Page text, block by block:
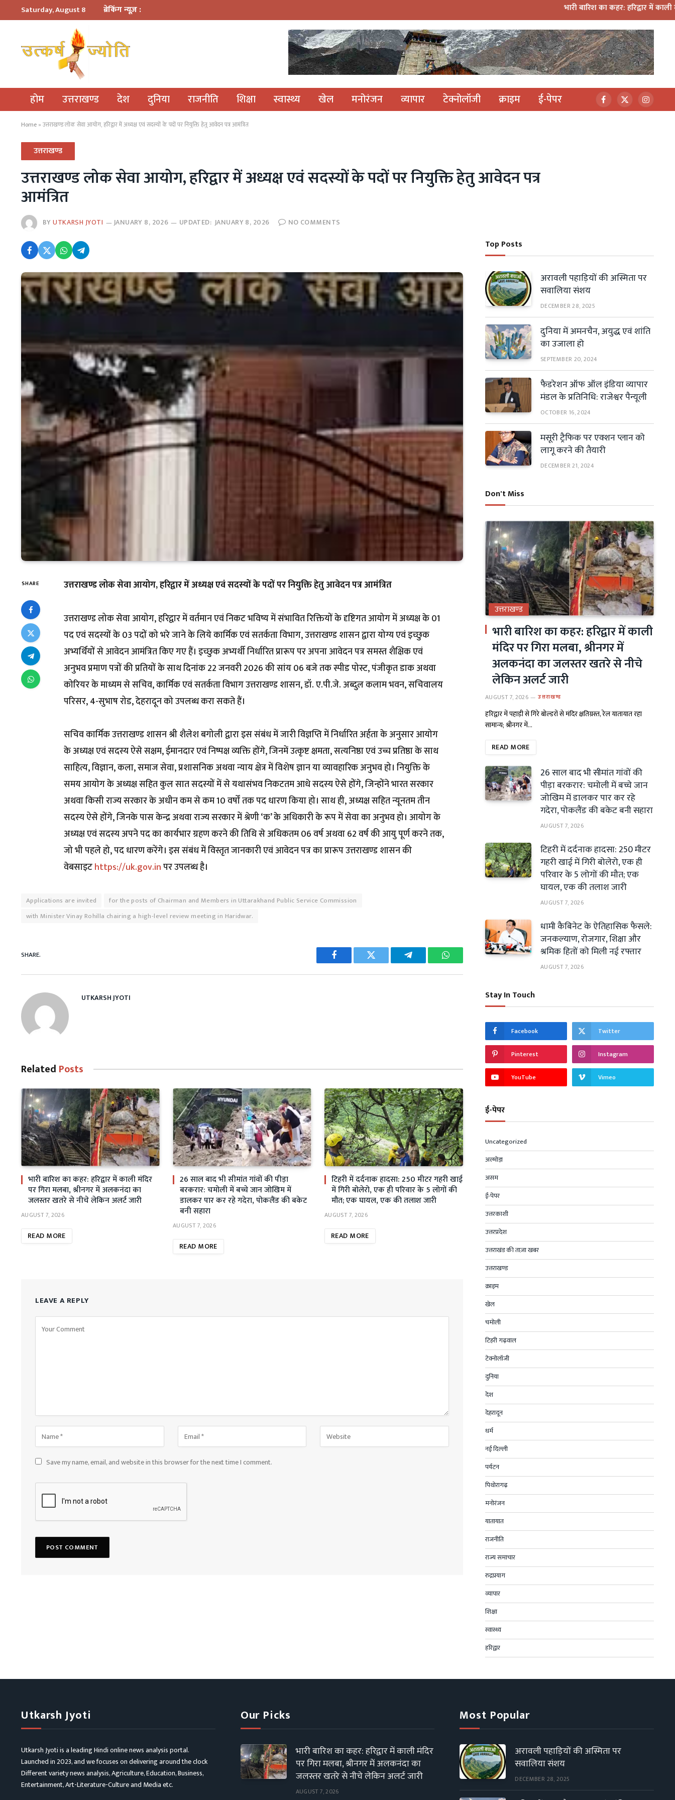
Saturday, August 8 ब्रेकिंग न्यूज़ : भारी बारिश का कहर: हरिद्वार में काली मंदिर पर गिरा
होम उत्तराखण्ड देश दुनिया राजनीति शिक्षा स्वास्थ्य खेल मनोरंजन व्यापार टेक्नोलॉजी क्राइम ई-पेपर Facebook
X
(Twitter)
Home » उत्तराखण्ड लोक सेवा आयोग, हरिद्वार में अध्यक्ष एवं सदस्यों के पदों पर नियुक्ति हेतु आवेदन पत्र आमंत्रित
उत्तराखण्ड
उत्तराखण्ड लोक सेवा आयोग, हरिद्वार में अध्यक्ष एवं सदस्यों के पदों पर नियुक्ति हेतु आवेदन पत्र
आमंत्रित
BYUTKARSH JYOTI JANUARY 8, 2026 UPDATED: JANUARY 8, 2026 NO COMMENTS
SHARE उत्तराखण्ड लोक सेवा आयोग, हरिद्वार में अध्यक्ष एवं सदस्यों के पदों पर नियुक्ति हेतु आवेदन पत्र आमंत्रित
उत्तराखण्ड लोक सेवा आयोग, हरिद्वार में वर्तमान एवं निकट भविष्य में संभावित रिक्तियों के दृष्टिगत आयोग में अध्यक्ष के 01
पद एवं सदस्यों के 03 पदों को भरे जाने के लिये कार्मिक एवं सतर्कता विभाग, उत्तराखण्ड शासन द्वारा योग्य एवं इच्छुक
अभ्यर्थियों से आवेदन आमंत्रित किए गए हैं। इच्छुक अभ्यर्थी निर्धारित प्रारूप पर अपना आवेदन पत्र समस्त शैक्षिक एवं
अनुभव प्रमाण पत्रों की प्रतियों के साथ दिनांक 22 जनवरी 2026 की सांय 06 बजे तक स्पीड पोस्ट, पंजीकृत डाक अथवा
कोरियर के माध्यम से सचिव, कार्मिक एवं सतर्कता विभाग उत्तराखण्ड शासन, डॉ. ए.पी.जे. अब्दुल कलाम भवन, सचिवालय
परिसर, 4-सुभाष रोड, देहरादून को उपलब्ध करा सकते हैं।
सचिव कार्मिक उत्तराखण्ड शासन श्री शैलेश बगोली द्वारा इस संबंध में जारी विज्ञप्ति में निर्धारित अर्हता के अनुसार आयोग
के अध्यक्ष एवं सदस्य ऐसे सक्षम, ईमानदार एवं निष्पक्ष व्यक्ति होंगे, जिनमें उत्कृष्ट क्षमता, सत्यनिष्ठा एवं उच्च प्रतिष्ठा के साथ
साहित्य, विज्ञान, कला, समाज सेवा, प्रशासनिक अथवा न्याय क्षेत्र में विशेष ज्ञान या व्यावहारिक अनुभव हो। नियुक्ति के
समय आयोग के अध्यक्ष सहित कुल सात सदस्यों में से यथासंभव निकटतम आधे सदस्य ऐसे होंगे, जिन्होंने भारत सरकार
अथवा किसी राज्य सरकार के अधीन कम से कम 10 वर्षों तक पद धारण किया हो। साथ ही, अध्यक्ष सहित न्यूनतम तीन
सदस्य ऐसे होंगे, जिनके पास केन्द्र अथवा राज्य सरकार में श्रेणी ‘क’ के अधिकारी के रूप में सेवा का अनुभव हो। आयोग के
अध्यक्ष एवं सदस्य अपने पद का कार्यभार ग्रहण करने की तिथि से अधिकतम 06 वर्ष अथवा 62 वर्ष की आयु पूर्ण करने तक,
जो भी पहले हो, पद धारण करेंगे। इस संबंध में विस्तृत जानकारी एवं आवेदन पत्र का प्रारूप उत्तराखण्ड शासन की
वेबसाइटhttps://uk.gov.inपर उपलब्ध है।
Applications are invited
for the posts of Chairman and Members in Uttarakhand Public Service Commission
with Minister Vinay Rohilla chairing a high-level review meeting in Haridwar.
SHARE.
Facebook Twitter Telegram WhatsApp
UTKARSH JYOTI
Related Posts
भारी बारिश का कहर: हरिद्वार में काली मंदिर
पर गिरा मलबा, श्रीनगर में अलकनंदा का
जलस्तर खतरे से नीचे लेकिन अलर्ट जारी
AUGUST 7, 2026
READ MORE
26 साल बाद भी सीमांत गांवों की पीड़ा
बरकरार: चमोली में बच्चे जान जोखिम में
डालकर पार कर रहे गदेरा, पोकलैंड की बकेट
बनी सहारा
AUGUST 7, 2026
READ MORE
टिहरी में दर्दनाक हादसा: 250 मीटर गहरी खाई
में गिरी बोलेरो, एक ही परिवार के 5 लोगों की
मौत; एक घायल, एक की तलाश जारी
AUGUST 7, 2026
READ MORE
LEAVE A REPLY
Save my name, email, and website in this browser for the next time I comment.
Top Posts
अरावली पहाड़ियों की अस्मिता पर
सवालिया संशय
DECEMBER 28, 2025
दुनिया में अमनचैन, अयुद्ध एवं शांति
का उजाला हो
SEPTEMBER 20, 2024
फैडरेशन ऑफ ऑल इंडिया व्यापार
मंडल के प्रतिनिधि: राजेश्वर पैन्यूली
OCTOBER 16, 2024
मसूरी ट्रैफिक पर एक्शन प्लान को
लागू करने की तैयारी
DECEMBER 21, 2024
Don't Miss
उत्तराखण्ड
भारी बारिश का कहर: हरिद्वार में काली
मंदिर पर गिरा मलबा, श्रीनगर में
अलकनंदा का जलस्तर खतरे से नीचे
लेकिन अलर्ट जारी
AUGUST 7, 2026 उत्तराखण्ड
हरिद्वार में पहाड़ी से गिरे बोल्डरों से मंदिर क्षतिग्रस्त, रेल यातायात रहा
सामान्य; श्रीनगर में…
READ MORE
26 साल बाद भी सीमांत गांवों की
पीड़ा बरकरार: चमोली में बच्चे जान
जोखिम में डालकर पार कर रहे
गदेरा, पोकलैंड की बकेट बनी सहारा
AUGUST 7, 2026
टिहरी में दर्दनाक हादसा: 250 मीटर
गहरी खाई में गिरी बोलेरो, एक ही
परिवार के 5 लोगों की मौत; एक
घायल, एक की तलाश जारी
AUGUST 7, 2026
धामी कैबिनेट के ऐतिहासिक फैसले:
जनकल्याण, रोजगार, शिक्षा और
श्रमिक हितों को मिली नई रफ्तार
AUGUST 7, 2026
Stay In Touch
Facebook Twitter
Pinterest Instagram
YouTube Vimeo
ई-पेपर
Uncategorized
अल्मोड़ा
असम
ई-पेपर
उत्तरकाशी
उत्तरप्रदेश
उत्तराखंड की ताज़ा खबर
उत्तराखण्ड
क्राइम
खेल
चमोली
टिहरी गढ़वाल
टेक्नोलॉजी
दुनिया
देश
देहरादून
धर्म
नई दिल्ली
पर्यटन
पिथोरागढ़
मनोरंजन
यातायात
राजनीति
राज्य समाचार
रुद्रप्रयाग
व्यापार
शिक्षा
स्वास्थ्य
हरिद्वार
Utkarsh Jyoti
Utkarsh Jyoti is a leading Hindi online news analysis portal.
Launched in 2023, and we focuses on delivering around the clock
Different variety news analysis, Agriculture, Education, Business,
Entertainment, Art-Literature-Culture and Media etc.
Our Picks
भारी बारिश का कहर: हरिद्वार में काली मंदिर
पर गिरा मलबा, श्रीनगर में अलकनंदा का
जलस्तर खतरे से नीचे लेकिन अलर्ट जारी
AUGUST 7, 2026
Most Popular
अरावली पहाड़ियों की अस्मिता पर
सवालिया संशय
DECEMBER 28, 2025